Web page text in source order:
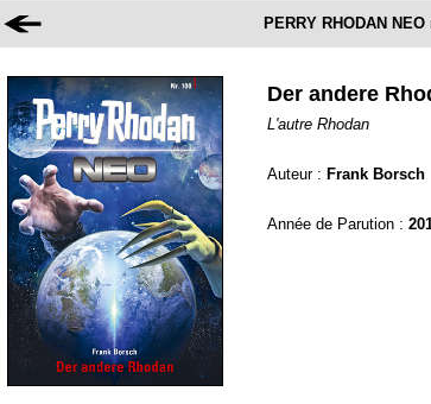
PERRY RHODAN NEO
Der andere
L'autre Rhodan
Auteur : Frank Borsch
Année de Parution :